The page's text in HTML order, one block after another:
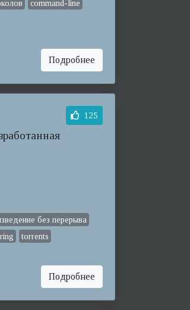
command-line
Подробнее
125
без перерыва
torrents
Подробнее